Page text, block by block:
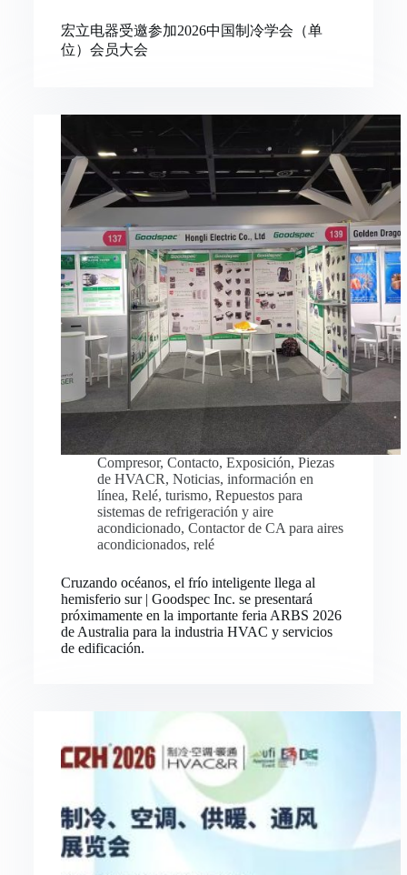
宏立电器受邀参加2026中国制冷学会（单
位）会员大会
Compresor, Contacto, Exposición, Piezas
de HVACR, Noticias, información en
línea, Relé, turismo, Repuestos para
sistemas de refrigeración y aire
acondicionado, Contactor de CA para aires
acondicionados, relé
Cruzando océanos, el frío inteligente llega al
hemisferio sur | Goodspec Inc. se presentará
próximamente en la importante feria ARBS 2026
de Australia para la industria HVAC y servicios
de edificación.